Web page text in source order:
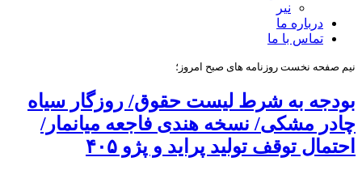
نیر
درباره ما
تماس با ما
نیم صفحه نخست روزنامه های صبح امروز؛
بودجه به شرط لیست حقوق/ روزگار سیاه
چادر مشکی/ نسخه هندی فاجعه میانمار/
احتمال توقف تولید پراید و پژو ۴۰۵